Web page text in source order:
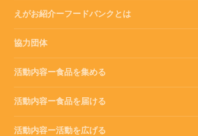
えがお紹介ーフードバンクとは
協力団体
活動内容ー食品を集める
活動内容ー食品を届ける
活動内容ー活動を広げる